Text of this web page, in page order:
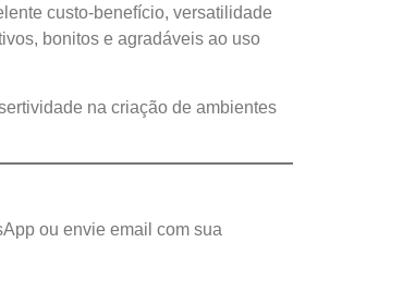
custo-benefício, versatilidade
bonitos e agradáveis ao uso
na criação de ambientes
ou envie email com sua